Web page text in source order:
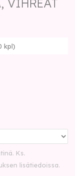
VIHREÄT
kpl)
Ks.
lisätiedoissa.